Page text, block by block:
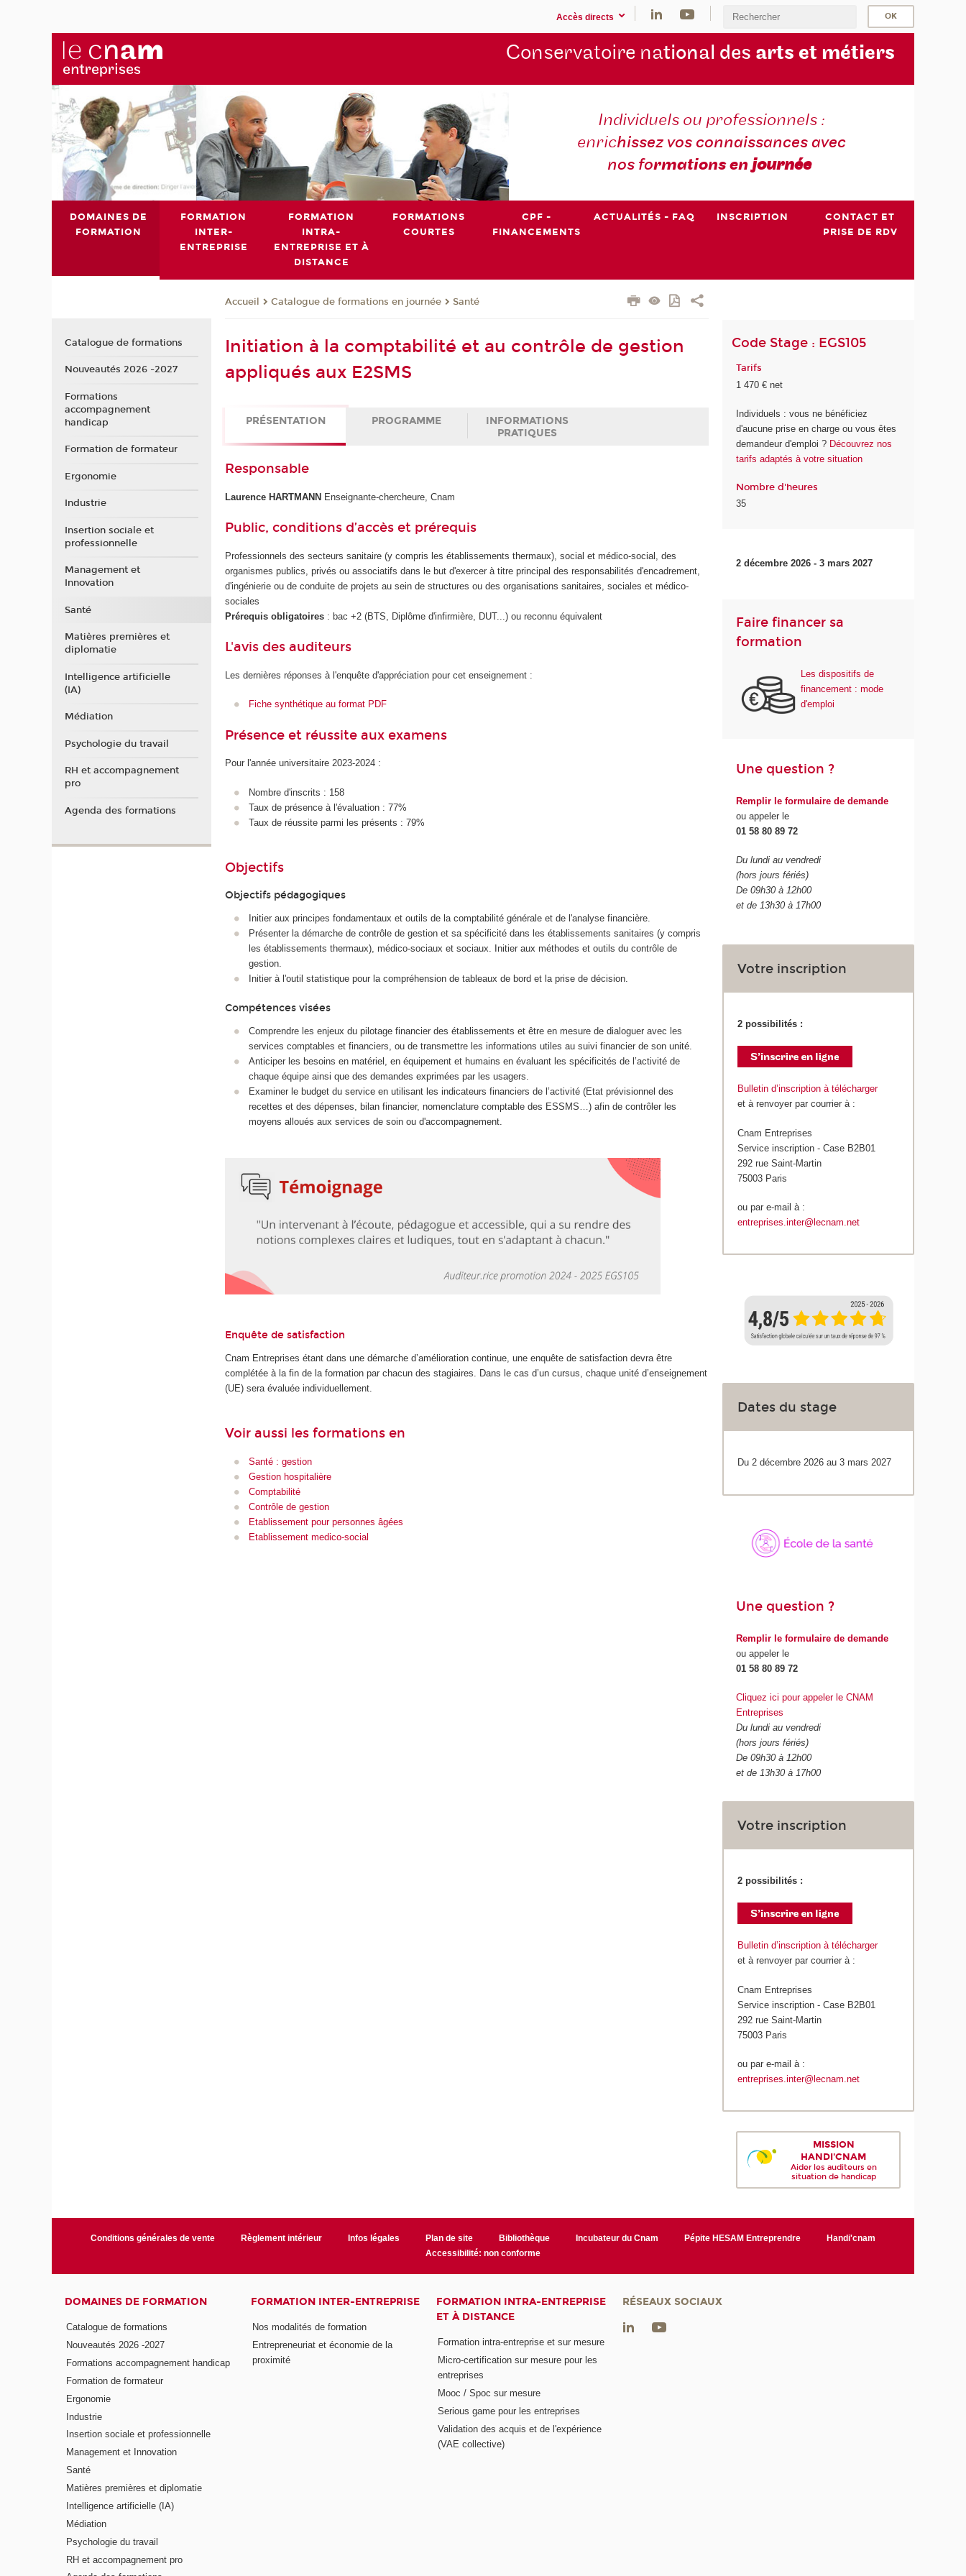
Accès directs
Conservatoire national des arts et métiers
Individuels ou professionnels :
enrichissez vos connaissances avec
nos formations enjournée
DOMAINES DE
FORMATION
FORMATION
INTER-
ENTREPRISE
FORMATION
INTRA-
ENTREPRISE ET À
DISTANCE
FORMATIONS
COURTES
CPF -
FINANCEMENTS
ACTUALITÉS - FAQ INSCRIPTION
CONTACT ET
PRISE DE RDV
Accueil Catalogue de formations en journée Santé
Initiation à la comptabilité et au contrôle de gestion
appliqués aux E2SMS
PRÉSENTATION PROGRAMME
INFORMATIONS
PRATIQUES
Responsable
Laurence HARTMANN Enseignante-chercheure, Cnam
Public, conditions d’accès et prérequis
Professionnels des secteurs sanitaire (y compris les établissements thermaux), social et médico-social, des
organismes publics, privés ou associatifs dans le but d'exercer à titre principal des responsabilités d'encadrement,
d'ingénierie ou de conduite de projets au sein de structures ou des organisations sanitaires, sociales et médico-
sociales
Prérequis obligatoires : bac +2 (BTS, Diplôme d'infirmière, DUT...) ou reconnu équivalent
L'avis des auditeurs
Les dernières réponses à l'enquête d'appréciation pour cet enseignement :
Fiche synthétique au format PDF
Présence et réussite aux examens
Pour l'année universitaire 2023-2024 :
Nombre d'inscrits : 158
Taux de présence à l'évaluation : 77%
Taux de réussite parmi les présents : 79%
Objectifs
Objectifs pédagogiques
Initier aux principes fondamentaux et outils de la comptabilité générale et de l'analyse financière.
Présenter la démarche de contrôle de gestion et sa spécificité dans les établissements sanitaires (y compris
les établissements thermaux), médico-sociaux et sociaux. Initier aux méthodes et outils du contrôle de
gestion.
Initier à l'outil statistique pour la compréhension de tableaux de bord et la prise de décision.
Compétences visées
Comprendre les enjeux du pilotage financier des établissements et être en mesure de dialoguer avec les
services comptables et financiers, ou de transmettre les informations utiles au suivi financier de son unité.
Anticiper les besoins en matériel, en équipement et humains en évaluant les spécificités de l’activité de
chaque équipe ainsi que des demandes exprimées par les usagers.
Examiner le budget du service en utilisant les indicateurs financiers de l’activité (Etat prévisionnel des
recettes et des dépenses, bilan financier, nomenclature comptable des ESSMS…) afin de contrôler les
moyens alloués aux services de soin ou d'accompagnement.
Enquête de satisfaction
Cnam Entreprises étant dans une démarche d’amélioration continue, une enquête de satisfaction devra être
complétée à la fin de la formation par chacun des stagiaires. Dans le cas d’un cursus, chaque unité d’enseignement
(UE) sera évaluée individuellement.
Voir aussi les formations en
Santé : gestion
Gestion hospitalière
Comptabilité
Contrôle de gestion
Etablissement pour personnes âgées
Etablissement medico-social
Code Stage : EGS105
Tarifs
1 470 € net
Individuels : vous ne bénéficiez
d'aucune prise en charge ou vous êtes
demandeur d'emploi ? Découvrez nos
tarifs adaptés à votre situation
Nombre d'heures
35
2 décembre 2026 - 3 mars 2027
Faire financer sa
formation
Les dispositifs de
financement : mode
d'emploi
Une question ?
Remplir le formulaire de demande
ou appeler le
01 58 80 89 72
Du lundi au vendredi
(hors jours fériés)
De 09h30 à 12h00
et de 13h30 à 17h00
Votre inscription
2 possibilités :
Bulletin d’inscription à télécharger
et à renvoyer par courrier à :
Cnam Entreprises
Service inscription - Case B2B01
292 rue Saint-Martin
75003 Paris
ou par e-mail à :
entreprises.inter@lecnam.net
Dates du stage
Du 2 décembre 2026 au 3 mars 2027
Une question ?
Remplir le formulaire de demande
ou appeler le
01 58 80 89 72
Cliquez ici pour appeler le CNAM
Entreprises
Du lundi au vendredi
(hors jours fériés)
De 09h30 à 12h00
et de 13h30 à 17h00
Votre inscription
2 possibilités :
Bulletin d’inscription à télécharger
et à renvoyer par courrier à :
Cnam Entreprises
Service inscription - Case B2B01
292 rue Saint-Martin
75003 Paris
ou par e-mail à :
entreprises.inter@lecnam.net
MISSION
HANDI'CNAM
Aider les auditeurs en
situation de handicap
Catalogue de formations
Nouveautés 2026 -2027
Formations
accompagnement
handicap
Formation de formateur
Ergonomie
Industrie
Insertion sociale et
professionnelle
Management et
Innovation
Santé
Matières premières et
diplomatie
Intelligence artificielle
(IA)
Médiation
Psychologie du travail
RH et accompagnement
pro
Agenda des formations
Conditions générales de vente Règlement intérieur Infos légales Plan de site Bibliothèque Incubateur du Cnam Pépite HESAM Entreprendre
Handi'cnam
Accessibilité: non conforme
DOMAINES DE FORMATION
Catalogue de formations
Nouveautés 2026 -2027
Formations accompagnement handicap
Formation de formateur
Ergonomie
Industrie
Insertion sociale et professionnelle
Management et Innovation
Santé
Matières premières et diplomatie
Intelligence artificielle (IA)
Médiation
Psychologie du travail
RH et accompagnement pro
FORMATION INTER-ENTREPRISE
Nos modalités de formation
Entrepreneuriat et économie de la
proximité
FORMATION INTRA-ENTREPRISE
ET À DISTANCE
Formation intra-entreprise et sur mesure
Micro-certification sur mesure pour les
entreprises
Mooc / Spoc sur mesure
Serious game pour les entreprises
Validation des acquis et de l'expérience
(VAE collective)
RÉSEAUX SOCIAUX